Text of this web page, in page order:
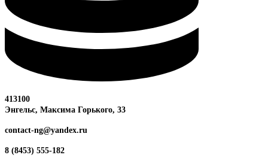
413100
Энгельс, Максима Горького, 33
contact-ng@yandex.ru
8 (8453) 555-182